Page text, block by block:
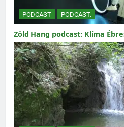
PODCAST PODCAST.
Zöld Hang podcast: Klíma